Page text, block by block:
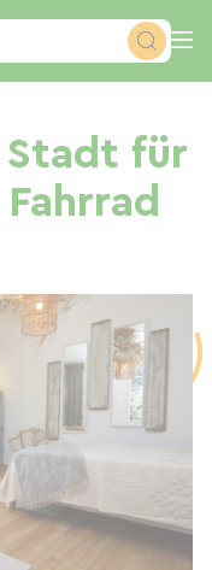
Stadt für